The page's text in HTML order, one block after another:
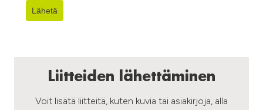
Lähetä
Liitteiden lähettäminen
Voit lisätä liitteitä, kuten kuvia tai asiakirjoja, alla